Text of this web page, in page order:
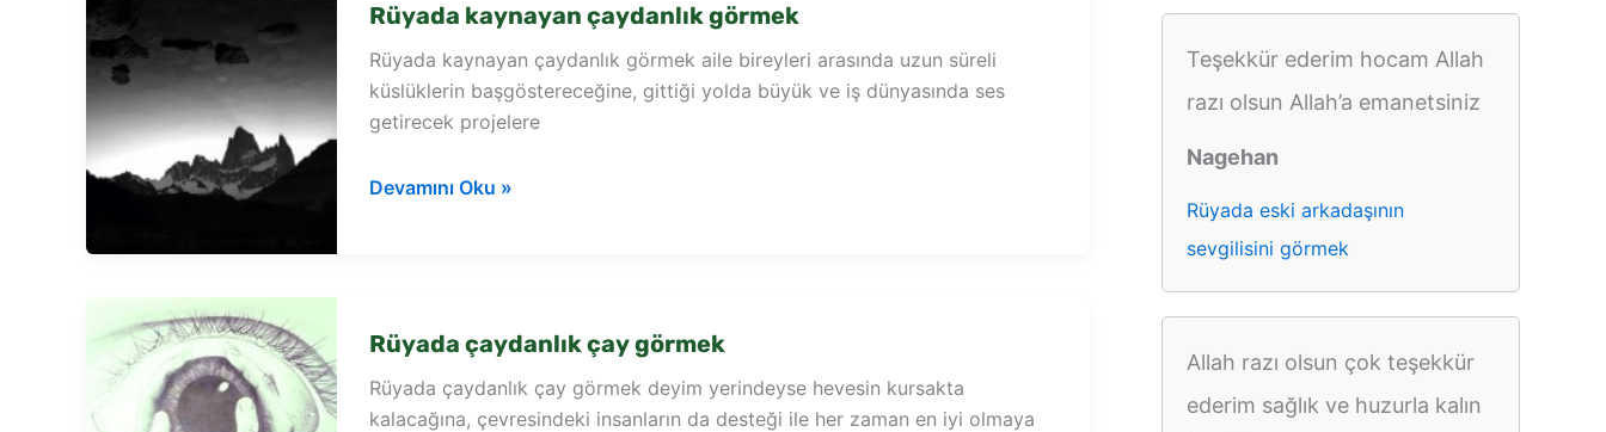
Rüyada kaynayan çaydanlık görmek
Rüyada kaynayan çaydanlık görmek aile bireyleri arasında uzun süreli
küslüklerin başgöstereceğine, gittiği yolda büyük ve iş dünyasında ses
getirecek projelere
Rüyada
Devamını Oku »
Rüyada çaydanlık çay görmek
Rüyada çaydanlık çay görmek deyim yerindeyse hevesin kursakta
kalacağına, çevresindeki insanların da desteği ile her zaman en iyi olmaya
Teşekkür ederim hocam Allah
razı olsun Allah’a emanetsiniz
Nagehan
Rüyada eski arkadaşının
sevgilisini görmek
Allah razı olsun çok teşekkür
ederim sağlık ve huzurla kalın